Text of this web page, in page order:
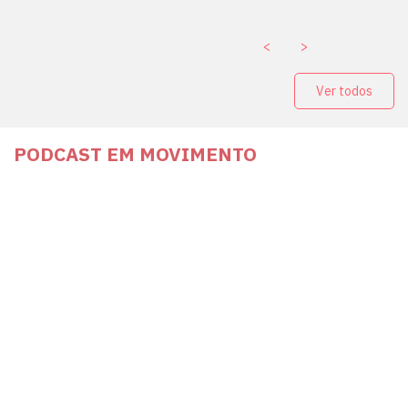
< >
Ver todos
PODCAST EM MOVIMENTO